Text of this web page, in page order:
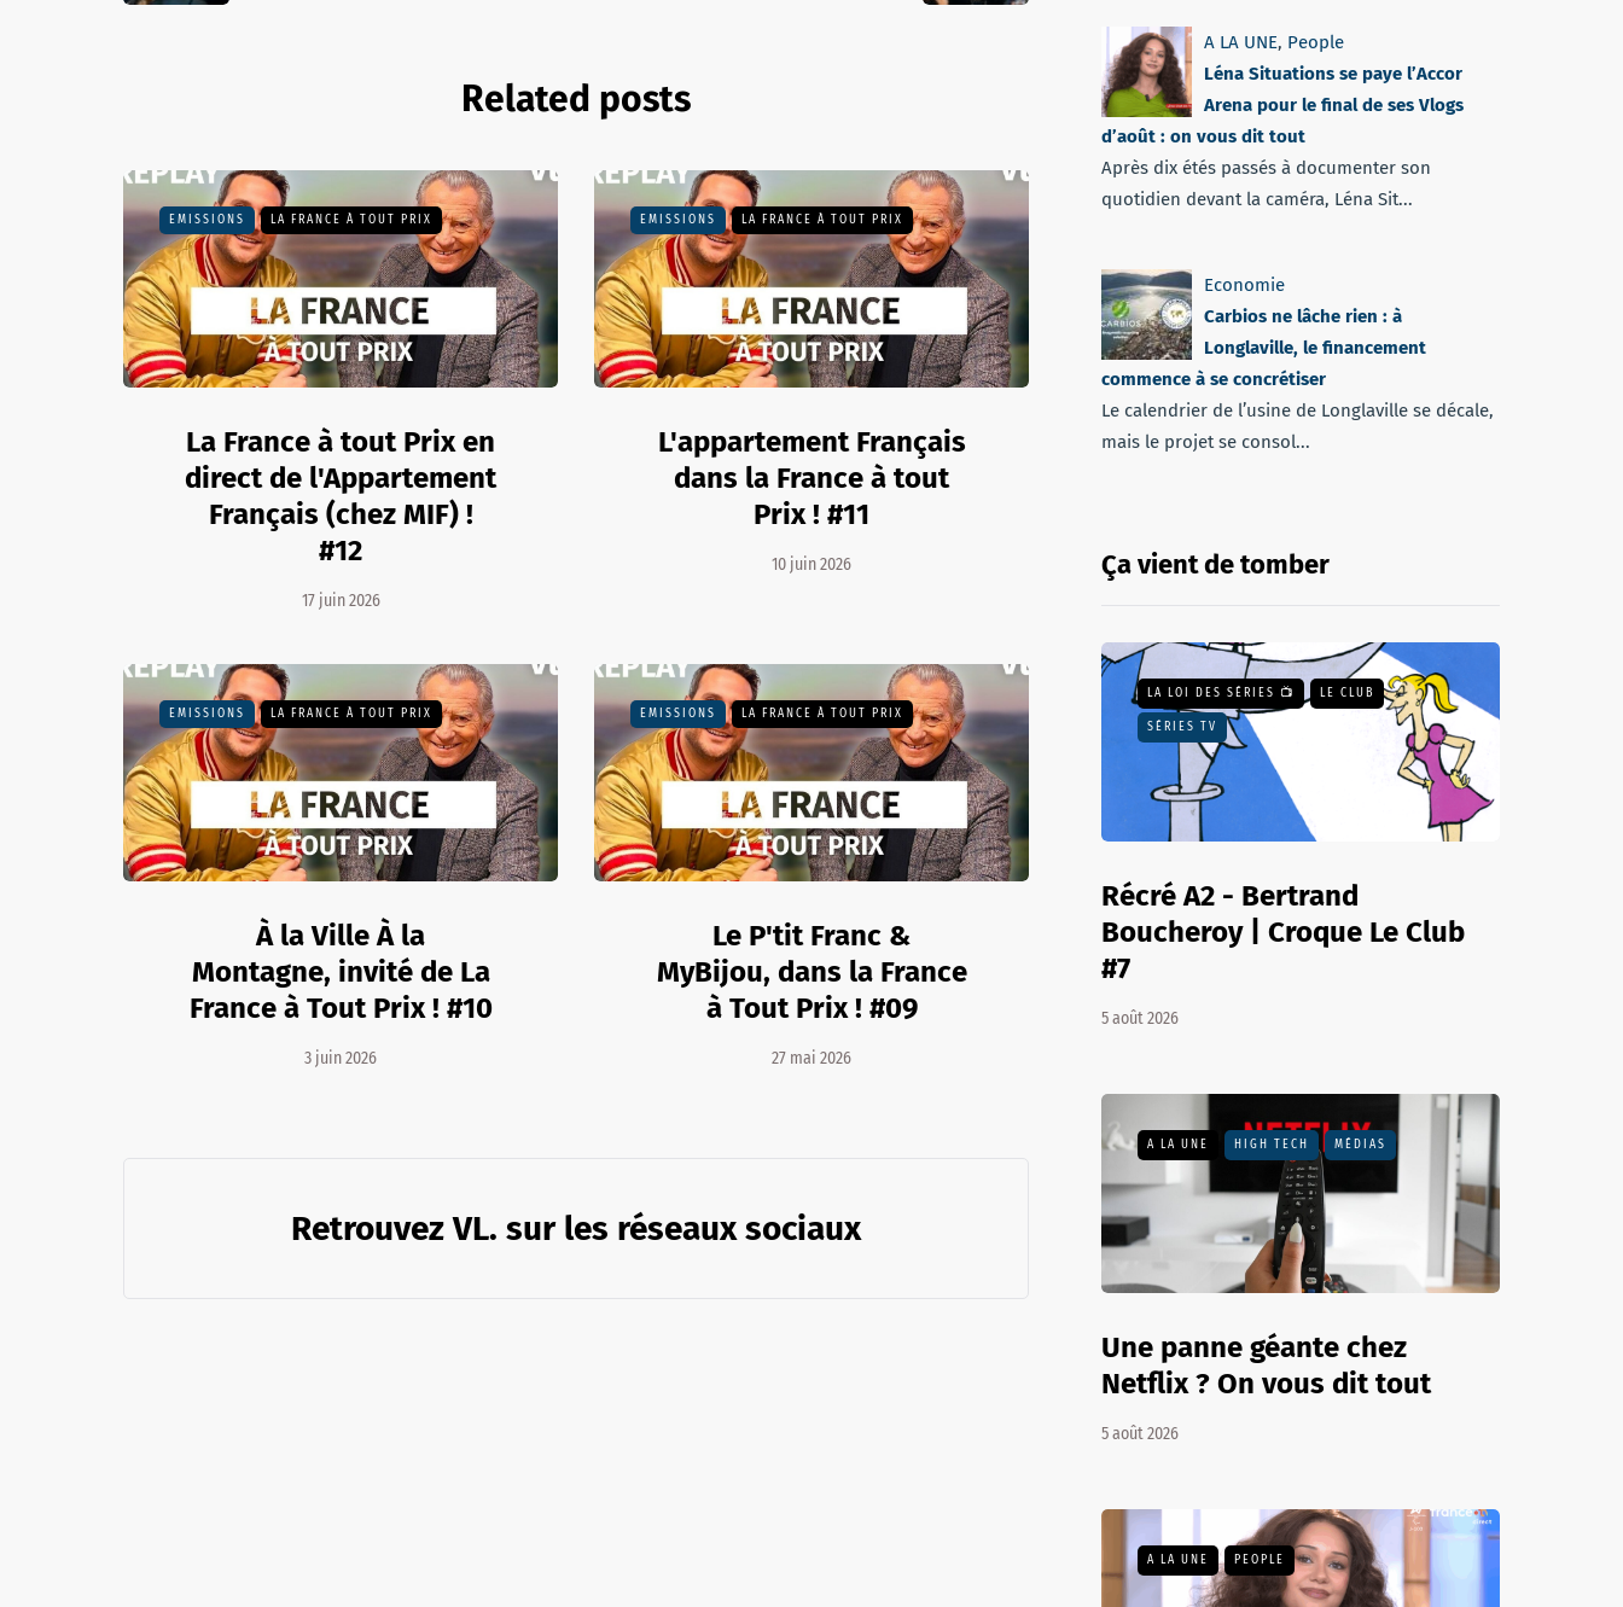
Related posts
EMISSIONS LA FRANCE À TOUT PRIX
La France à tout Prix en
direct de l'Appartement
Français (chez MIF) !
#12
17 juin 2026
EMISSIONS LA FRANCE À TOUT PRIX
L'appartement Français
dans la France à tout
Prix ! #11
10 juin 2026
EMISSIONS LA FRANCE À TOUT PRIX
À la Ville À la
Montagne, invité de La
France à Tout Prix ! #10
3 juin 2026
EMISSIONS LA FRANCE À TOUT PRIX
Le P'tit Franc &
MyBijou, dans la France
à Tout Prix ! #09
27 mai 2026
Retrouvez VL. sur les réseaux sociaux
A LA UNE, People
Léna Situations se paye l’Accor
Arena pour le final de ses Vlogs
d’août : on vous dit tout
Après dix étés passés à documenter son
quotidien devant la caméra, Léna Sit...
Economie
Carbios ne lâche rien : à
Longlaville, le financement
commence à se concrétiser
Le calendrier de l’usine de Longlaville se décale,
mais le projet se consol...
Ça vient de tomber
LA LOI DES SÉRIES 📺 LE CLUB
SÉRIES TV
Récré A2 - Bertrand
Boucheroy | Croque Le Club
#7
5 août 2026
A LA UNE HIGH TECH MÉDIAS
Une panne géante chez
Netflix ? On vous dit tout
5 août 2026
A LA UNE PEOPLE